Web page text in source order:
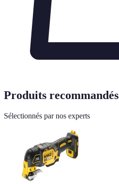
Produits recommandés
Sélectionnés par nos experts